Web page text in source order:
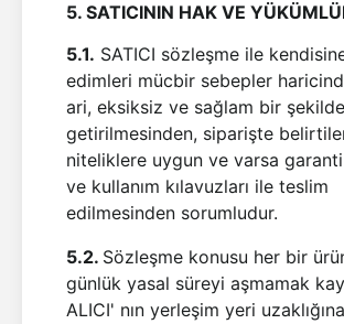
5. SATICININ HAK VE
5.1. SATICI sözleşme ile
edimleri mücbir sebepler
ari, eksiksiz ve sağlam bir
getirilmesinden, siparişte
niteliklere uygun ve varsa
ve kullanım kılavuzları ile teslim
edilmesinden sorumludur.
5.2. Sözleşme konusu her bir
günlük yasal süreyi aşmamak
ALICI' nın yerleşim yeri